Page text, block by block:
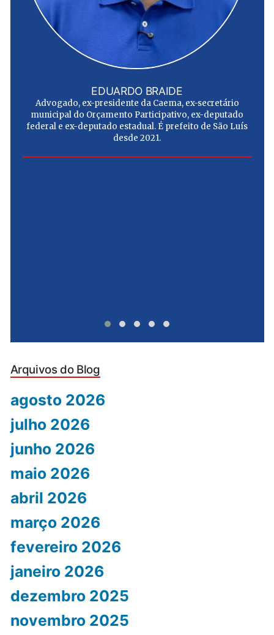
EDUARDO BRAIDE
Advogado, ex-presidente da Caema, ex-secretário
municipal do Orçamento Participativo, ex-deputado
federal e ex-deputado estadual. É prefeito de São Luís
desde 2021.
Arquivos do Blog
agosto 2026
julho 2026
junho 2026
maio 2026
abril 2026
março 2026
fevereiro 2026
janeiro 2026
dezembro 2025
novembro 2025